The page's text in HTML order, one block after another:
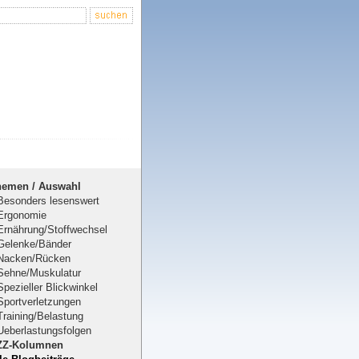
/ Auswahl
lesenswert
Stoffwechsel
Bänder
Rücken
Muskulatur
Blickwinkel
Belastung
Kolumnen